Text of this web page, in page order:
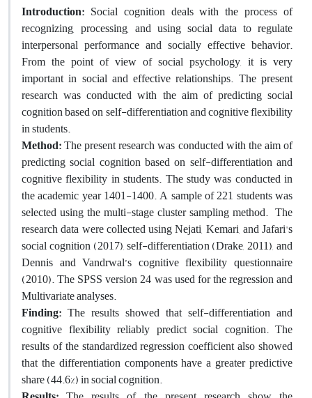
Introduction: Social cognition deals with the process of
recognizing, processing, and using social data to regulate
interpersonal performance and socially effective behavior.
From the point of view of social psychology, it is very
important in social and effective relationships. The present
research was conducted with the aim of predicting social
cognition based on self-differentiation and cognitive flexibility
in students.
Method:The present research was conducted with the aim of
predicting social cognition based on self-differentiation and
cognitive flexibility in students. The study was conducted in
the academic year 1401-1400. A sample of 221 students was
selected using the multi-stage cluster sampling method. The
research data were collected using Nejati, Kemari, and Jafari's
social cognition (2017), self-differentiation (Drake, 2011), and
Dennis and Vandrwal’s cognitive flexibility questionnaire
(2010). The SPSS version 24 was used for the regression and
Multivariate analyses.
Finding: The results showed that self-differentiation and
cognitive flexibility reliably predict social cognition. The
results of the standardized regression coefficient also showed
that the differentiation components have a greater predictive
share (44.6%) in social cognition.